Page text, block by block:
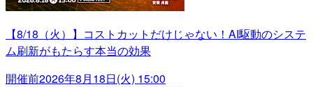
【8/18（火）】コストカットだけじゃない！AI駆動のシステ
ム刷新がもたらす本当の効果
開催前2026年8月18日(火) 15:00